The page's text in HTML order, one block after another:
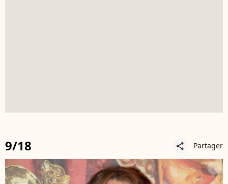
9/18 share Partager